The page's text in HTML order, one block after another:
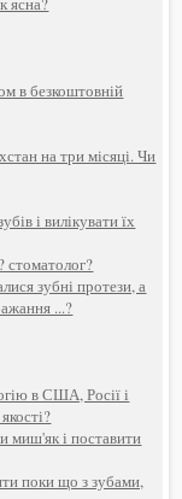
в безкоштовній
на три місяці. Чи
і вилікувати їх
стоматолог?
зубні протези, а
...?
в США, Росії і
миш'як і поставити
поки що з зубами,